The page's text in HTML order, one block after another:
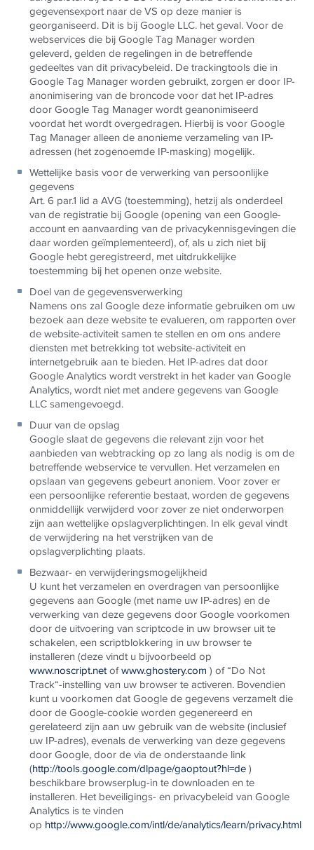
gegevensexport naar de VS op deze manier is
georganiseerd. Dit is bij Google LLC. het geval. Voor de
webservices die bij Google Tag Manager worden
geleverd, gelden de regelingen in de betreffende
gedeeltes van dit privacybeleid. De trackingtools die in
Google Tag Manager worden gebruikt, zorgen er door IP-
anonimisering van de broncode voor dat het IP-adres
door Google Tag Manager wordt geanonimiseerd
voordat het wordt overgedragen. Hierbij is voor Google
Tag Manager alleen de anonieme verzameling van IP-
adressen (het zogenoemde IP-masking) mogelijk.
Wettelijke basis voor de verwerking van persoonlijke
gegevens
Art. 6 par.1 lid a AVG (toestemming), hetzij als onderdeel
van de registratie bij Google (opening van een Google-
account en aanvaarding van de privacykennisgevingen die
daar worden geïmplementeerd), of, als u zich niet bij
Google hebt geregistreerd, met uitdrukkelijke
toestemming bij het openen onze website.
Doel van de gegevensverwerking
Namens ons zal Google deze informatie gebruiken om uw
bezoek aan deze website te evalueren, om rapporten over
de website-activiteit samen te stellen en om ons andere
diensten met betrekking tot website-activiteit en
internetgebruik aan te bieden. Het IP-adres dat door
Google Analytics wordt verstrekt in het kader van Google
Analytics, wordt niet met andere gegevens van Google
LLC samengevoegd.
Duur van de opslag
Google slaat de gegevens die relevant zijn voor het
aanbieden van webtracking op zo lang als nodig is om de
betreffende webservice te vervullen. Het verzamelen en
opslaan van gegevens gebeurt anoniem. Voor zover er
een persoonlijke referentie bestaat, worden de gegevens
onmiddellijk verwijderd voor zover ze niet onderworpen
zijn aan wettelijke opslagverplichtingen. In elk geval vindt
de verwijdering na het verstrijken van de
opslagverplichting plaats.
Bezwaar- en verwijderingsmogelijkheid
U kunt het verzamelen en overdragen van persoonlijke
gegevens aan Google (met name uw IP-adres) en de
verwerking van deze gegevens door Google voorkomen
door de uitvoering van scriptcode in uw browser uit te
schakelen, een scriptblokkering in uw browser te
installeren (deze vindt u bijvoorbeeld op
www.noscript.netofwww.ghostery.com ) of “Do Not
Track“-instelling van uw browser te activeren. Bovendien
kunt u voorkomen dat Google de gegevens verzamelt die
door de Google-cookie worden gegenereerd en
gerelateerd zijn aan uw gebruik van de website (inclusief
uw IP-adres), evenals de verwerking van deze gegevens
door Google, door de via de onderstaande link
(http://tools.google.com/dlpage/gaoptout?hl=de)
beschikbare browserplug-in te downloaden en te
installeren. Het beveiligings- en privacybeleid van Google
Analytics is te vinden
op http://www.google.com/intl/de/analytics/learn/privacy.html